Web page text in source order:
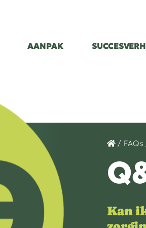
AANPAK
AANPAK
/ FAQs
Kan